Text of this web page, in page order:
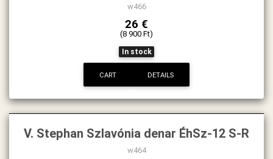
w466
26 €
(8 900 Ft)
In stock
CART DETAILS
V. Stephan Szlavónia denar ÉhSz-12 S-R
w464